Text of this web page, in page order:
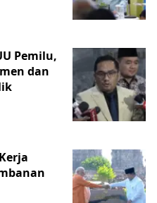
Pemilu,
dan